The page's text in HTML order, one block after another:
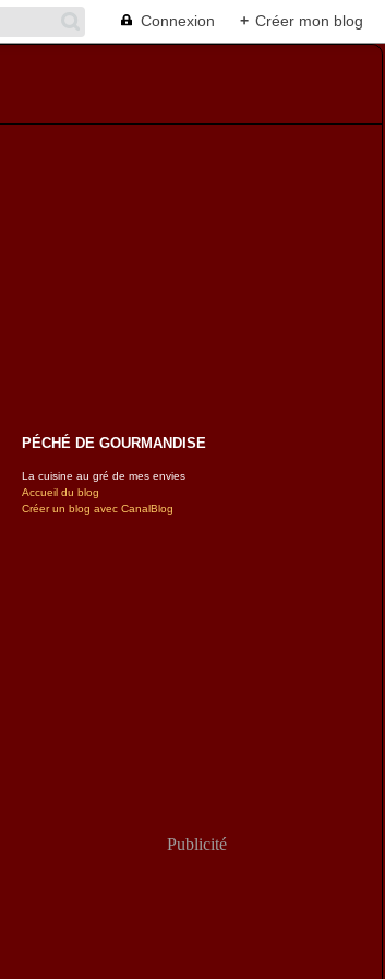
Connexion + Créer mon blog
PÉCHÉ DE GOURMANDISE
La cuisine au gré de mes envies
Accueil du blog
Créer un blog avec CanalBlog
Publicité